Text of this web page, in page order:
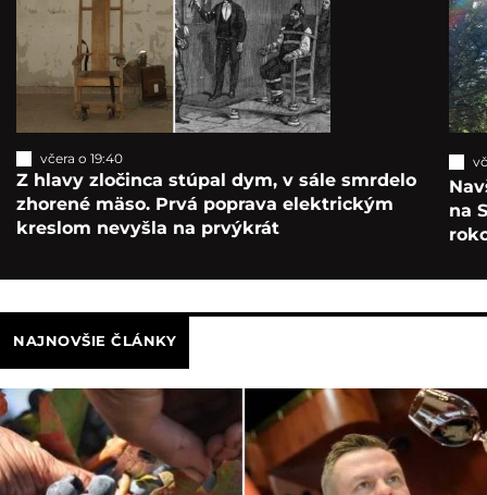
včera o 19:40
Z hlavy zločinca stúpal dym, v sále smrdelo
zhorené mäso. Prvá poprava elektrickým
kreslom nevyšla na prvýkrát
na
NAJNOVŠIE ČLÁNKY